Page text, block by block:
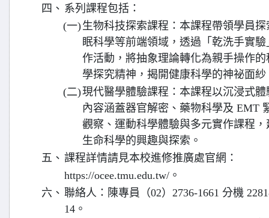
四、 系列課程包括：
(一)生物科技探索課程：本課程帶領學員
眠科學等前端領域，透過「乾洗手實
作活動，將抽象理論轉化為親手操作
學探究精神，揭開健康科學的神祕面紗
(二)現代醫學體驗課程：本課程以沉浸式
內容涵蓋器官解密、藥物科學及 EMT
觀察、運動科學體驗與多元實作課程
生命科學的興趣與探索。
五、 課程詳情請見本校進修推廣處官網：
https://ocee.tmu.edu.tw/。
六、 聯絡人：陳專員（02）2736-1661 分機
14。